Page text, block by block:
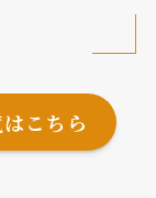
こちら